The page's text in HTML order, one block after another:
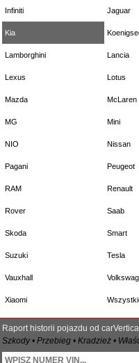
Infiniti Jaguar
Kia
Lamborghini Lancia
Lexus Lotus
Mazda McLaren
MG Mini
NIO Nissan
Pagani Peugeot
RAM Renault
Rover Saab
Skoda Smart
Suzuki Tesla
Vauxhall
Xiaomi
Raport historii pojazdu od
Szkody • Przebieg • Kradzież •